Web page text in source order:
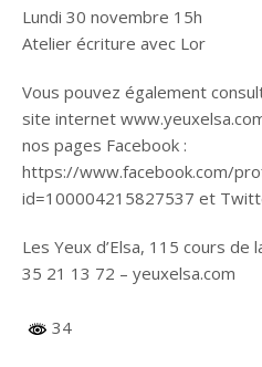
Lundi 30 novembre 15h
Atelier écriture avec Lor
Vous pouvez également
site internet
nos pages Facebook :
https://www.facebook.com/
id=100004215827537 et
Les Yeux d’Elsa, 115 cours de
35 21 13 72 – yeuxelsa.com
34